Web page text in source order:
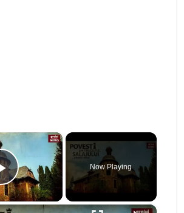
×
Play Video
Now Playing
×